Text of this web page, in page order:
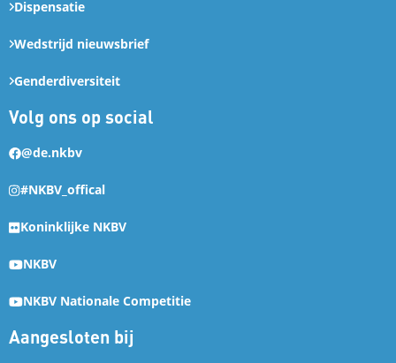
Dispensatie
Wedstrijd nieuwsbrief
Genderdiversiteit
Volg ons op social
@de.nkbv
#NKBV_offical
Koninklijke NKBV
NKBV
NKBV Nationale Competitie
Aangesloten bij